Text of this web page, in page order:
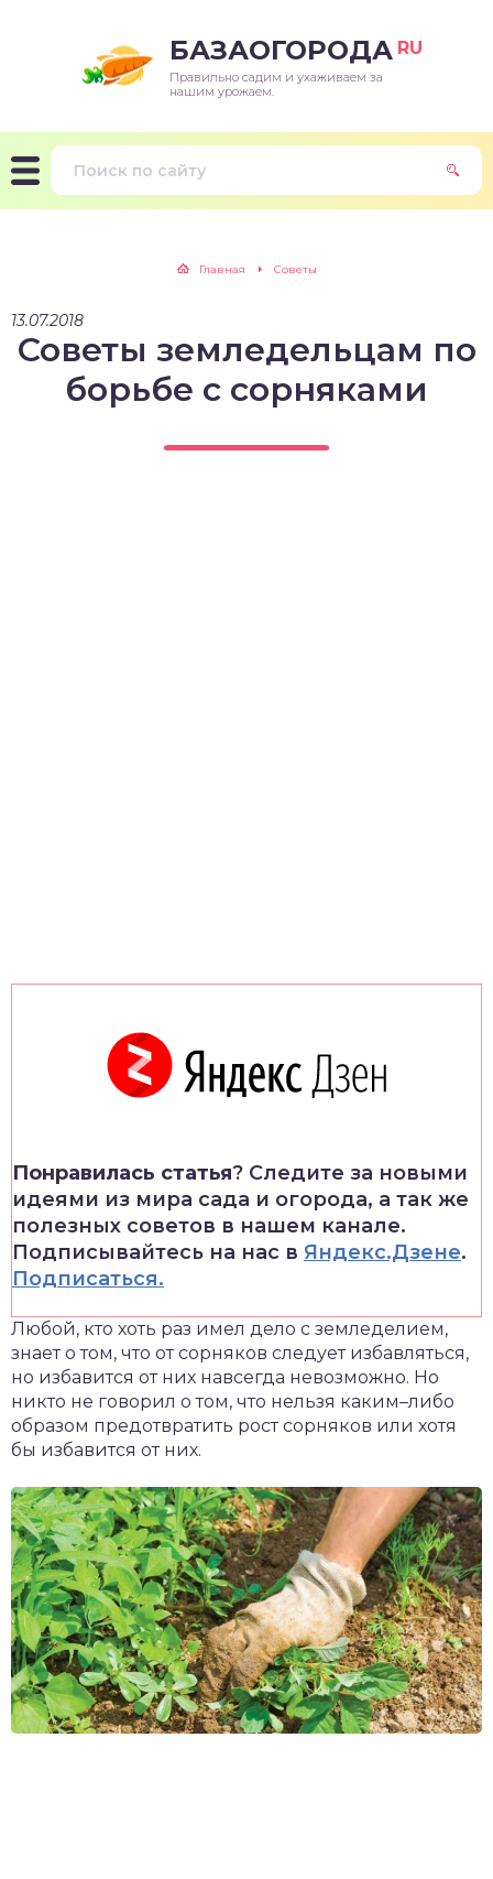
БАЗАОГОРОДА RU
Правильно садим и ухаживаем за
нашим урожаем.
Главная Советы
13.07.2018
Советы земледельцам по
борьбе с сорняками
Понравилась статья? Следите за новыми
идеями из мира сада и огорода, а так же
полезных советов в нашем канале.
Подписывайтесь на нас в Яндекс.Дзене.
Подписаться.
Любой, кто хоть раз имел дело с земледелием,
знает о том, что от сорняков следует избавляться,
но избавится от них навсегда невозможно. Но
никто не говорил о том, что нельзя каким–либо
образом предотвратить рост сорняков или хотя
бы избавится от них.